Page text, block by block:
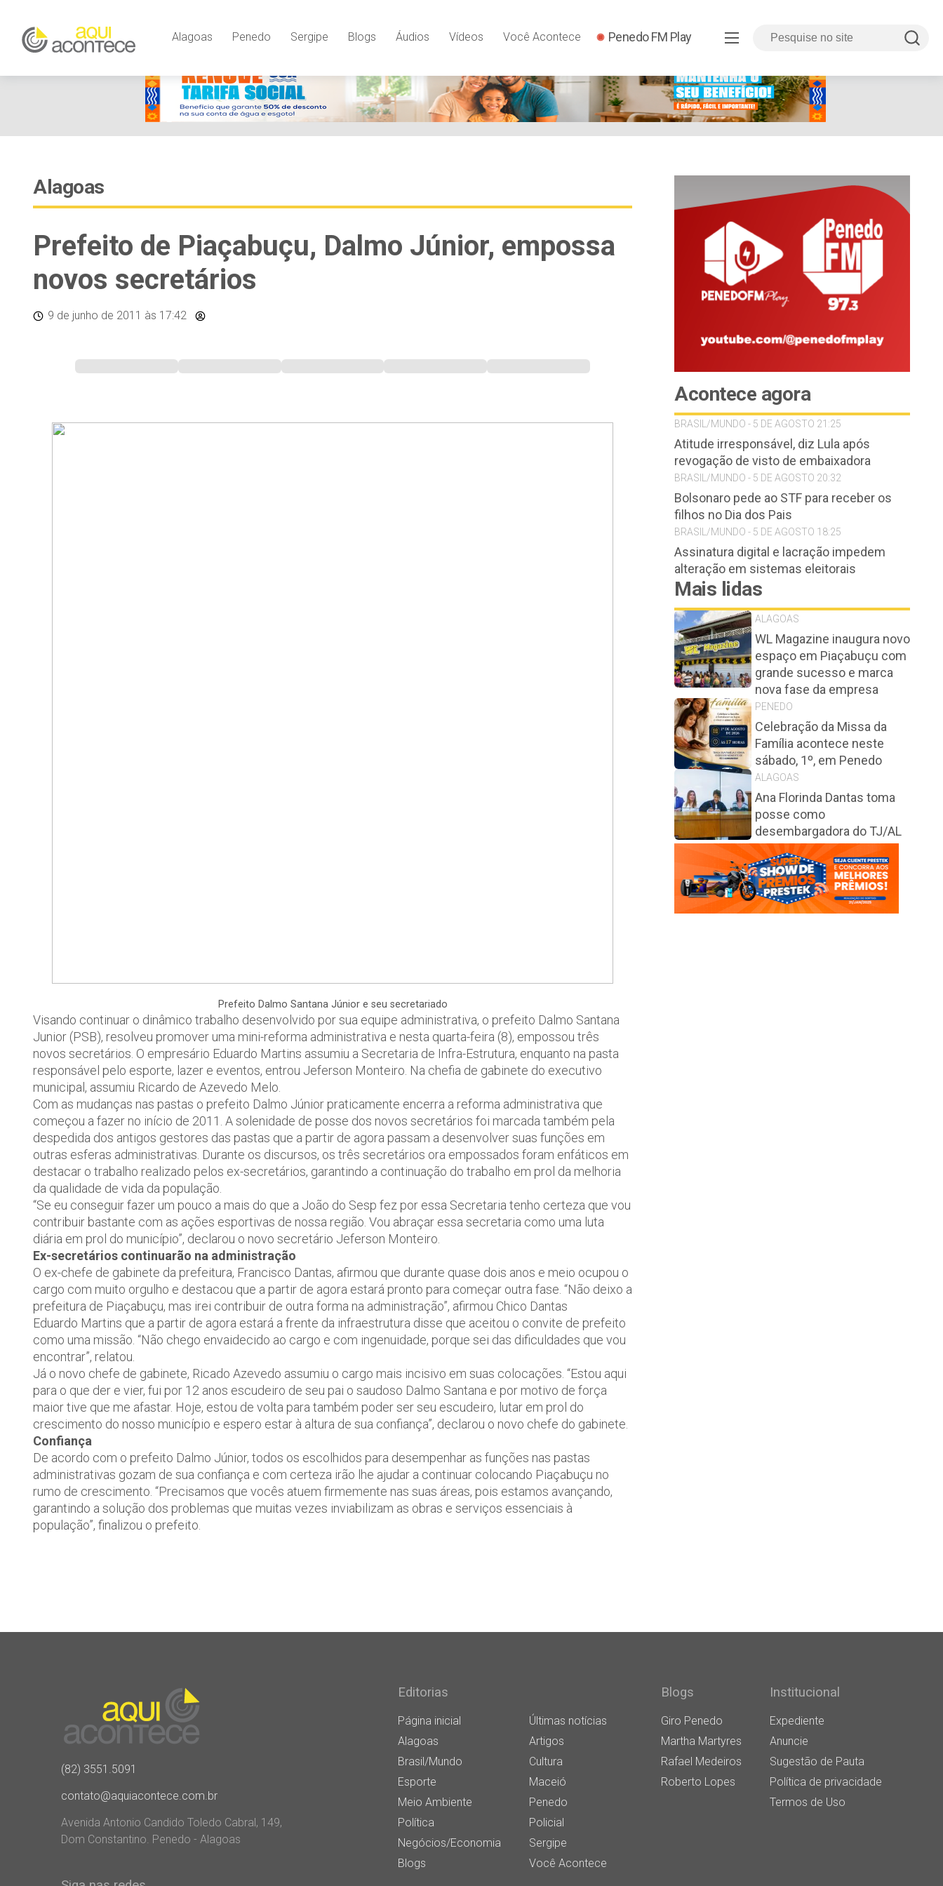
Alagoas Penedo Sergipe Blogs Áudios Vídeos Você Acontece Penedo FM Play
Alagoas
Prefeito de Piaçabuçu, Dalmo Júnior, empossa
novos secretários
9 de junho de 2011 às 17:42
Prefeito Dalmo Santana Júnior e seu secretariado
Visando continuar o dinâmico trabalho desenvolvido por sua equipe administrativa, o prefeito Dalmo Santana
Junior (PSB), resolveu promover uma mini-reforma administrativa e nesta quarta-feira (8), empossou três
novos secretários. O empresário Eduardo Martins assumiu a Secretaria de Infra-Estrutura, enquanto na pasta
responsável pelo esporte, lazer e eventos, entrou Jeferson Monteiro. Na chefia de gabinete do executivo
municipal, assumiu Ricardo de Azevedo Melo.
Com as mudanças nas pastas o prefeito Dalmo Júnior praticamente encerra a reforma administrativa que
começou a fazer no início de 2011. A solenidade de posse dos novos secretários foi marcada também pela
despedida dos antigos gestores das pastas que a partir de agora passam a desenvolver suas funções em
outras esferas administrativas. Durante os discursos, os três secretários ora empossados foram enfáticos em
destacar o trabalho realizado pelos ex-secretários, garantindo a continuação do trabalho em prol da melhoria
da qualidade de vida da população.
“Se eu conseguir fazer um pouco a mais do que a João do Sesp fez por essa Secretaria tenho certeza que vou
contribuir bastante com as ações esportivas de nossa região. Vou abraçar essa secretaria como uma luta
diária em prol do município”, declarou o novo secretário Jeferson Monteiro.
Ex-secretários continuarão na administração
O ex-chefe de gabinete da prefeitura, Francisco Dantas, afirmou que durante quase dois anos e meio ocupou o
cargo com muito orgulho e destacou que a partir de agora estará pronto para começar outra fase. “Não deixo a
prefeitura de Piaçabuçu, mas irei contribuir de outra forma na administração”, afirmou Chico Dantas
Eduardo Martins que a partir de agora estará a frente da infraestrutura disse que aceitou o convite de prefeito
como uma missão. “Não chego envaidecido ao cargo e com ingenuidade, porque sei das dificuldades que vou
encontrar”, relatou.
Já o novo chefe de gabinete, Ricado Azevedo assumiu o cargo mais incisivo em suas colocações. “Estou aqui
para o que der e vier, fui por 12 anos escudeiro de seu pai o saudoso Dalmo Santana e por motivo de força
maior tive que me afastar. Hoje, estou de volta para também poder ser seu escudeiro, lutar em prol do
crescimento do nosso município e espero estar à altura de sua confiança”, declarou o novo chefe do gabinete.
Confiança
De acordo com o prefeito Dalmo Júnior, todos os escolhidos para desempenhar as funções nas pastas
administrativas gozam de sua confiança e com certeza irão lhe ajudar a continuar colocando Piaçabuçu no
rumo de crescimento. “Precisamos que vocês atuem firmemente nas suas áreas, pois estamos avançando,
garantindo a solução dos problemas que muitas vezes inviabilizam as obras e serviços essenciais à
população”, finalizou o prefeito.
Acontece agora
BRASIL/MUNDO - 5 DE AGOSTO 21:25
Atitude irresponsável, diz Lula após
revogação de visto de embaixadora
BRASIL/MUNDO - 5 DE AGOSTO 20:32
Bolsonaro pede ao STF para receber os
filhos no Dia dos Pais
BRASIL/MUNDO - 5 DE AGOSTO 18:25
Assinatura digital e lacração impedem
alteração em sistemas eleitorais
Mais lidas
ALAGOAS
WL Magazine inaugura novo
espaço em Piaçabuçu com
grande sucesso e marca
nova fase da empresa
PENEDO
Celebração da Missa da
Família acontece neste
sábado, 1º, em Penedo
ALAGOAS
Ana Florinda Dantas toma
posse como
desembargadora do TJ/AL
(82) 3551.5091
contato@aquiacontece.com.br
Avenida Antonio Candido Toledo Cabral, 149,
Dom Constantino. Penedo - Alagoas
Editorias
Página inicial
Últimas notícias
Alagoas
Artigos
Brasil/Mundo
Cultura
Esporte
Maceió
Meio Ambiente
Penedo
Política
Policial
Negócios/Economia
Sergipe
Blogs
Você Acontece
Blogs
Giro Penedo
Martha Martyres
Rafael Medeiros
Roberto Lopes
Institucional
Expediente
Anuncie
Sugestão de Pauta
Política de privacidade
Termos de Uso